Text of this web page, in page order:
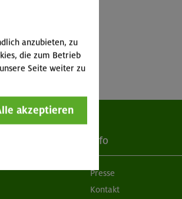
Info
Presse
Kontakt
anzubieten, zu
die zum Betrieb
Seite weiter zu
akzeptieren